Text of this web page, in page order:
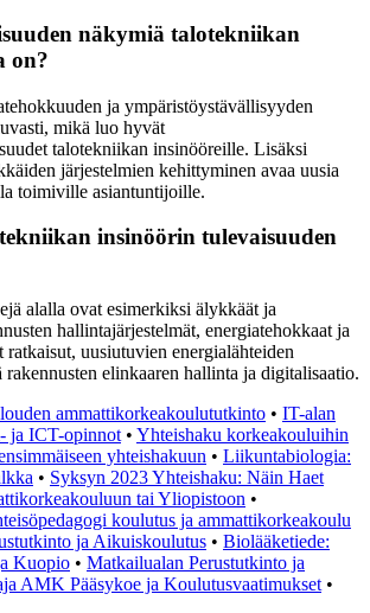
näkymiä talotekniikan
on?
ja ympäristöystävällisyyden
mikä luo hyvät
talotekniikan insinööreille. Lisäksi
järjestelmien kehittyminen avaa uusia
toimiville asiantuntijoille.
insinöörin tulevaisuuden
alalla ovat esimerkiksi älykkäät ja
hallintajärjestelmät, energiatehokkaat ja
ratkaisut, uusiutuvien energialähteiden
elinkaaren hallinta ja digitalisaatio.
ammattikorkeakoulututkinto • IT-alan
ja ICT-opinnot • Yhteishaku korkeakouluihin
yhteishakuun • Liikuntabiologia:
• Syksyn 2023 Yhteishaku: Näin Haet
tai Yliopistoon •
koulutus ja ammattikorkeakoulu
ja Aikuiskoulutus • Biolääketiede:
Kuopio • Matkailualan Perustutkinto ja
AMK Pääsykoe ja Koulutusvaatimukset •